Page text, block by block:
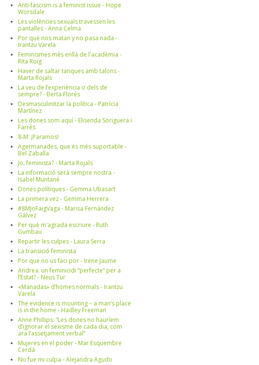
Anti-fascism is a feminist issue - Hope
Worsdale
Les violències sexuals travessen les
pantalles - Anna Celma
Por qué nos matan y no pasa nada -
Irantzu Varela
Feminismes més enllà de l'acadèmia -
Rita Roig
Haver de saltar tanques amb talons -
Marta Rojals
La veu de l’experiència o dels de
sempre? - Berta Florés
Desmasculinitzar la política - Patrícia
Martínez
Les dones som aquí - Elisenda Soriguera i
Farrés
8-M: ¡Paramos!
Agermanades, que és més suportable -
Bel Zaballa
Jo, feminista? - Marta Rojals
La informació serà sempre nostra -
Isabel Muntané
Dones polítiques - Gemma Ubasart
La primera vez - Gemma Herrera
#8MJoFaigVaga - Marisa Fernández
Gálvez
Per què m'agrada escriure - Ruth
Gumbau
Repartir les culpes - Laura Serra
La transició feminista
Por que no us faci por - Irene Jaume
Andrea: un feminicidi “perfecte” per a
l’Estat? - Neus Tur
«Manadas» d’homes normals - Irantzu
Varela
The evidence is mounting – a man’s place
is in the home - Hadley Freeman
Anne Phillips: “Les dones no hauríem
d’ignorar el sexisme de cada dia, com
ara l’assetjament verbal”
Mujeres en el poder - Mar Esquembre
Cerdá
No fue mi culpa - Alejandra Agudo